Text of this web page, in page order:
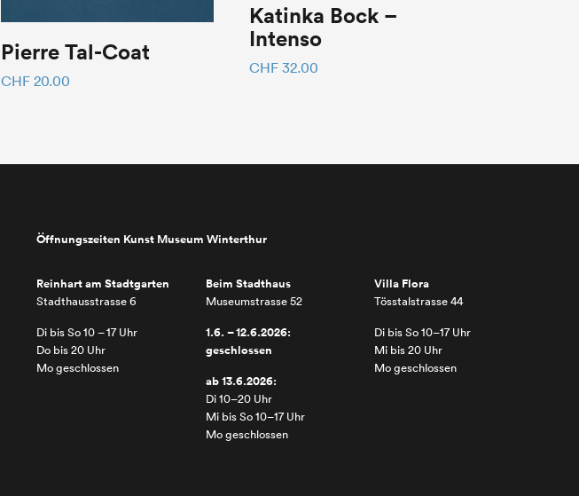
Pierre Tal-Coat
CHF 20.00
Katinka Bock –
Intenso
CHF 32.00
Öffnungszeiten Kunst Museum Winterthur
Reinhart am Stadtgarten
Stadthausstrasse 6
Di bis So 10 – 17 Uhr
Do bis 20 Uhr
Mo geschlossen
Beim Stadthaus
Museumstrasse 52
1.6. – 12.6.2026:
geschlossen
ab 13.6.2026:
Di 10–20 Uhr
Mi bis So 10–17 Uhr
Mo geschlossen
Villa Flora
Tösstalstrasse 44
Di bis So 10–17 Uhr
Mi bis 20 Uhr
Mo geschlossen